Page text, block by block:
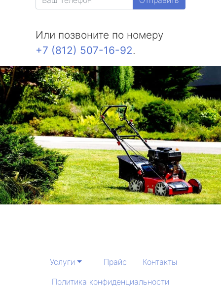
Или позвоните по номеру
+7 (812) 507-16-92.
Услуги Прайс
Контакты
Политика конфиденциальности